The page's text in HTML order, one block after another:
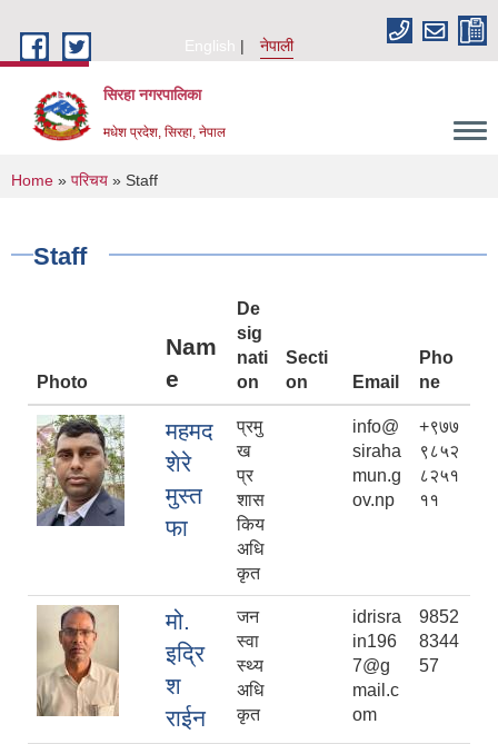
English
नेपाली
सिरहा नगरपालिका
मधेश प्रदेश, सिरहा, नेपाल
You are here
Home » परिचय » Staff
Staff
Photo
Nam
e
De
sig
nati
on
Secti
on
Email
Pho
ne
महमद
शेरे
मुस्त
फा
प्रमु
ख
प्र
शास
किय
अधि
कृत
info@
siraha
mun.g
ov.np
+९७७
९८५२
८२५१
११
मो.
इद्रि
श
राईन
जन
स्वा
स्थ्य
अधि
कृत
idrisra
in196
7@g
mail.c
om
9852
8344
57